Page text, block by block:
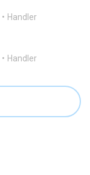
Handler
Handler